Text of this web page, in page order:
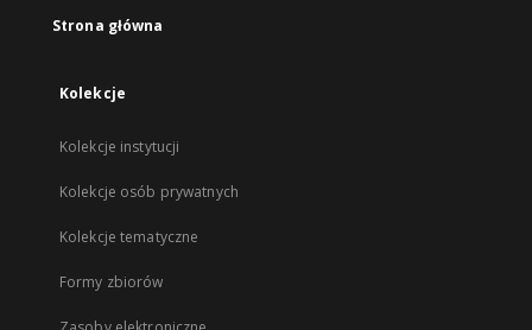
Strona główna
Kolekcje
Kolekcje instytucji
Kolekcje osób prywatnych
Kolekcje tematyczne
Formy zbiorów